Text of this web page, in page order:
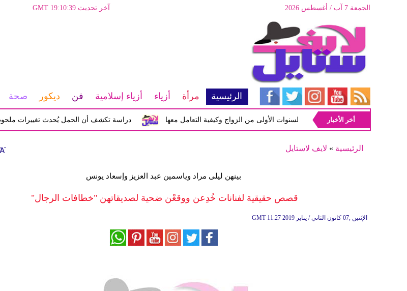
آخر تحديث GMT 19:10:39 الجمعة 7 آب / أغسطس 2026
الرئيسية مرأة أزياء أزياء إسلامية فن ديكور صحة
دراسة تكشف أن الحمل يُحدث تغييرات ملحوظة في أبرز المشاكل شيوعاً في السنوات الأولى من الزواج وكيفية التعامل معها
أخر الأخبار
الرئيسية » لايف لاستايل
بينهن ليلى مراد وياسمين عبد العزيز وإسعاد يونس
قصص حقيقية لفنانات خُدِعن ووقعْن ضحية لصديقاتهن "خطافات الرجال"
GMT 11:27 2019 الإثنين ,07 كانون الثاني / يناير